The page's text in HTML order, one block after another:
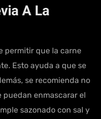
A La
permitir que la carne
Esto ayuda a que se
se recomienda no
enmascarar el
sazonado con sal y